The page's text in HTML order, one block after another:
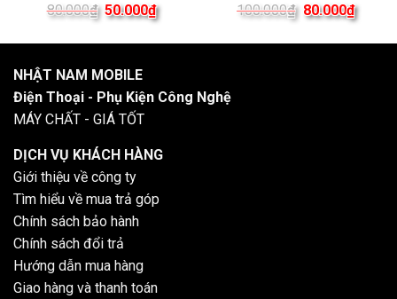
80.000₫ 50.000₫ 100.000₫ 80.000₫
NHẬT NAM MOBILE
Điện Thoại - Phụ Kiện Công Nghệ
MÁY CHẤT - GIÁ TỐT
DỊCH VỤ KHÁCH HÀNG
Giới thiệu về công ty
Tìm hiểu về mua trả góp
Chính sách bảo hành
Chính sách đổi trả
Hướng dẫn mua hàng
Giao hàng và thanh toán